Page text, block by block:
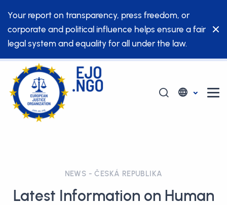
Your report on transparency, press freedom, or
corporate and political influence helps ensure a fair
legal system and equality for all under the law.
NEWS - ČESKÁ REPUBLIKA
Latest Information on Human